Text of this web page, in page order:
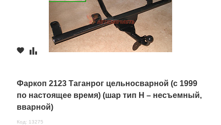
Фаркоп 2123 Таганрог цельносварной (c 1999
по настоящее время) (шар тип Н – несъемный,
вварной)
Код: 13275